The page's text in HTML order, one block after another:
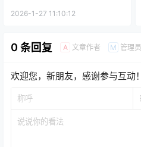
2026-1-27 11:10:12
0 条回复 A 文章作者 M 管理员
欢迎您，新朋友，感谢参与互动！